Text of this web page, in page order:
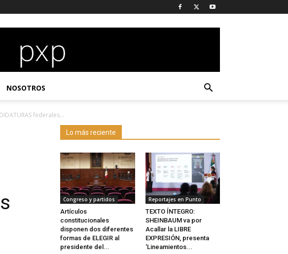
NOSOTROS
federales...
Lo más reciente
Congreso y partidos
Artículos
constitucionales
disponen dos diferentes
formas de ELEGIR al
presidente del...
Reportajes en Punto
TEXTO ÍNTEGRO:
SHEINBAUM va por
Acallar la LIBRE
EXPRESIÓN, presenta
‘Lineamientos...